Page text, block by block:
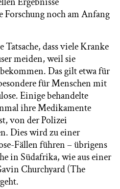
Forschung noch am Anfang
dass viele Kranke
meiden, weil sie
Das gilt etwa für
für Menschen mit
Einige behandelte
ihre Medikamente
von der Polizei
Dies wird zu einer
Fällen führen – übrigens
in Südafrika, wie aus einer
Churchyard (The